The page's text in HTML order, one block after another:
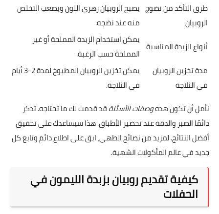
طرق التأكد من نضوج
الروبيان
يصبح الروبيان زهري اللون ويصعب التخلص
منه عند نضجه.
أنواع الزبدة المناسبة
يمكن استخدام الزبدة المملحة أو غير
المملحة حسب الرغبة.
مدة تخزين الروبيان
في الثلاجة
يمكن تخزين الروبيان المطبوخ لمدة 2-3 أيام
في الثلاجة.
نأمل أن تكون هذهوصفات الأسئلةقد قدمت لك ما تحتاجه. تذكر
دائمًا الصبر والدقة عند تحضير الأطباق. هذا سيساعدك على تحقيق
أفضل النتائج. لمزيد من نصائح الطهي، ابق على اطلاع دائم وتابع كل
جديد في عالم المأكولات الشهية.
كيفية تقديم روبيان بزبدة الليمون في
الحفلات